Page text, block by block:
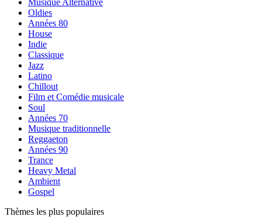
Musique Alternative
Oldies
Années 80
House
Indie
Classique
Jazz
Latino
Chillout
Film et Comédie musicale
Soul
Années 70
Musique traditionnelle
Reggaeton
Années 90
Trance
Heavy Metal
Ambient
Gospel
Thèmes les plus populaires